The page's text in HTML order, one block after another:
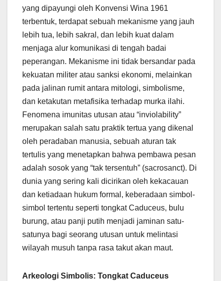
yang dipayungi oleh Konvensi Wina 1961
terbentuk, terdapat sebuah mekanisme yang jauh
lebih tua, lebih sakral, dan lebih kuat dalam
menjaga alur komunikasi di tengah badai
peperangan. Mekanisme ini tidak bersandar pada
kekuatan militer atau sanksi ekonomi, melainkan
pada jalinan rumit antara mitologi, simbolisme,
dan ketakutan metafisika terhadap murka ilahi.
Fenomena imunitas utusan atau “inviolability”
merupakan salah satu praktik tertua yang dikenal
oleh peradaban manusia, sebuah aturan tak
tertulis yang menetapkan bahwa pembawa pesan
adalah sosok yang “tak tersentuh” (sacrosanct). Di
dunia yang sering kali dicirikan oleh kekacauan
dan ketiadaan hukum formal, keberadaan simbol-
simbol tertentu seperti tongkat Caduceus, bulu
burung, atau panji putih menjadi jaminan satu-
satunya bagi seorang utusan untuk melintasi
wilayah musuh tanpa rasa takut akan maut.
Arkeologi Simbolis: Tongkat Caduceus